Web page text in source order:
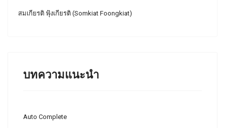
สมเกียรติ ฟุ้งเกียรติ (Somkiat Foongkiat)
บทความแนะนำ
Auto Complete